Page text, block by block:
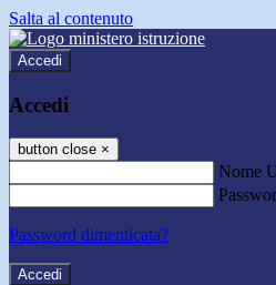
Salta al contenuto
Accedi
Accedi
button close ×
Nome
Password dimenticata?